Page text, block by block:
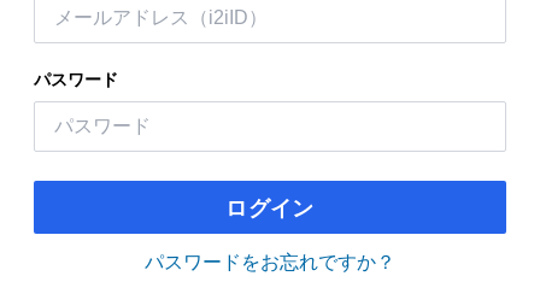
パスワード
ログイン
パスワードをお忘れですか？